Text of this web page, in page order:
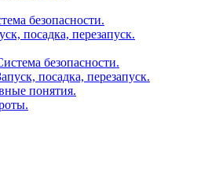
безопасности.
посадка, перезапуск.
безопасности.
посадка, перезапуск.
понятия.